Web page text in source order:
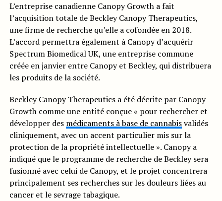
L’entreprise canadienne Canopy Growth a fait
l’acquisition totale de Beckley Canopy Therapeutics,
une firme de recherche qu’elle a cofondée en 2018.
L’accord permettra également à Canopy d’acquérir
Spectrum Biomedical UK, une entreprise commune
créée en janvier entre Canopy et Beckley, qui distribuera
les produits de la société.
Beckley Canopy Therapeutics a été décrite par Canopy
Growth comme une entité conçue « pour rechercher et
développer des médicaments à base de cannabisvalidés
cliniquement, avec un accent particulier mis sur la
protection de la propriété intellectuelle ». Canopy a
indiqué que le programme de recherche de Beckley sera
fusionné avec celui de Canopy, et le projet concentrera
principalement ses recherches sur les douleurs liées au
cancer et le sevrage tabagique.